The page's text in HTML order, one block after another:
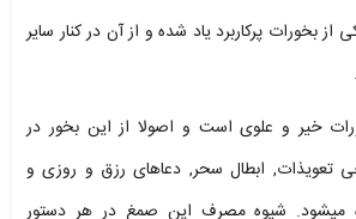
بخورات پرکاربرد یاد شده و از آن در کنار سایر
خیر و علوی است و اصولا از این بخور در
تعویذات, ابطال سحر, دعاهای رزق و روزی و
میشود. شیوه مصرف این صمغ در هر دستور